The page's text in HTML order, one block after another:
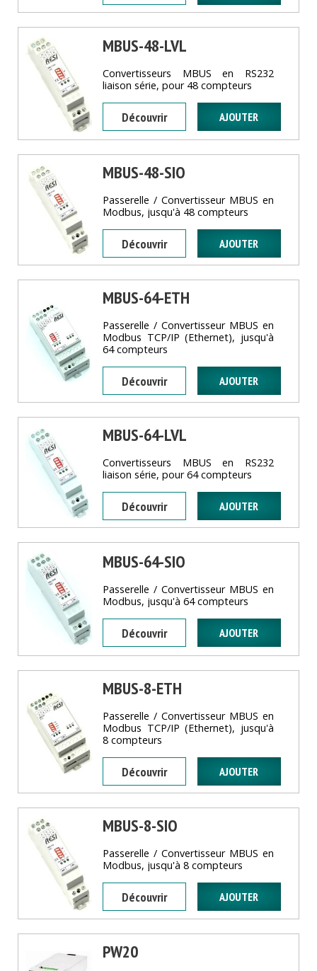
MBUS-48-LVL
Convertisseurs MBUS en RS232
liaison série, pour 48 compteurs
Découvrir
MBUS-48-SIO
Passerelle / Convertisseur MBUS en
Modbus, jusqu'à 48 compteurs
Découvrir
MBUS-64-ETH
Passerelle / Convertisseur MBUS en
Modbus TCP/IP (Ethernet), jusqu'à
64 compteurs
Découvrir
MBUS-64-LVL
Convertisseurs MBUS en RS232
liaison série, pour 64 compteurs
Découvrir
MBUS-64-SIO
Passerelle / Convertisseur MBUS en
Modbus, jusqu'à 64 compteurs
Découvrir
MBUS-8-ETH
Passerelle / Convertisseur MBUS en
Modbus TCP/IP (Ethernet), jusqu'à
8 compteurs
Découvrir
MBUS-8-SIO
Passerelle / Convertisseur MBUS en
Modbus, jusqu'à 8 compteurs
Découvrir
PW20